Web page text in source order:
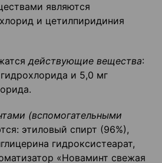
являются
и цетилпиридиния
действующие вещества:
и 5,0 мг
(вспомогательными
этиловый спирт (96%),
гидроксистеарат,
«Новаминт свежая